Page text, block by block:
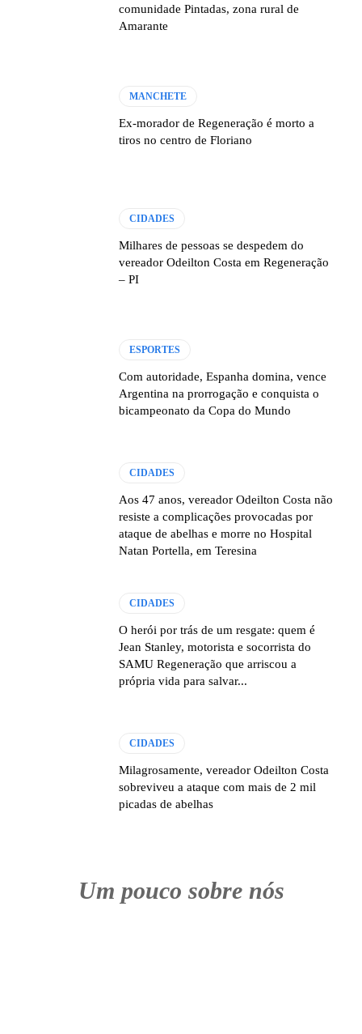
comunidade Pintadas, zona rural de
Amarante
MANCHETE
Ex-morador de Regeneração é morto a
tiros no centro de Floriano
CIDADES
Milhares de pessoas se despedem do
vereador Odeilton Costa em Regeneração
– PI
ESPORTES
Com autoridade, Espanha domina, vence
Argentina na prorrogação e conquista o
bicampeonato da Copa do Mundo
CIDADES
Aos 47 anos, vereador Odeilton Costa não
resiste a complicações provocadas por
ataque de abelhas e morre no Hospital
Natan Portella, em Teresina
CIDADES
O herói por trás de um resgate: quem é
Jean Stanley, motorista e socorrista do
SAMU Regeneração que arriscou a
própria vida para salvar...
CIDADES
Milagrosamente, vereador Odeilton Costa
sobreviveu a ataque com mais de 2 mil
picadas de abelhas
Um pouco sobre nós